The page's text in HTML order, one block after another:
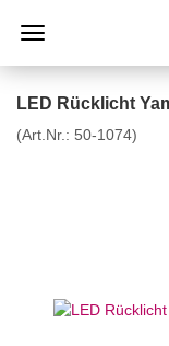
LED Rücklicht
(Art.Nr.: 50-1074)